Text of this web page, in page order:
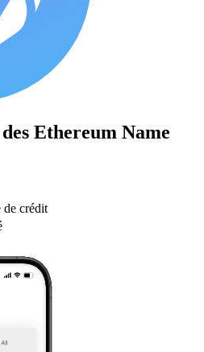
Ethereum Name
de crédit